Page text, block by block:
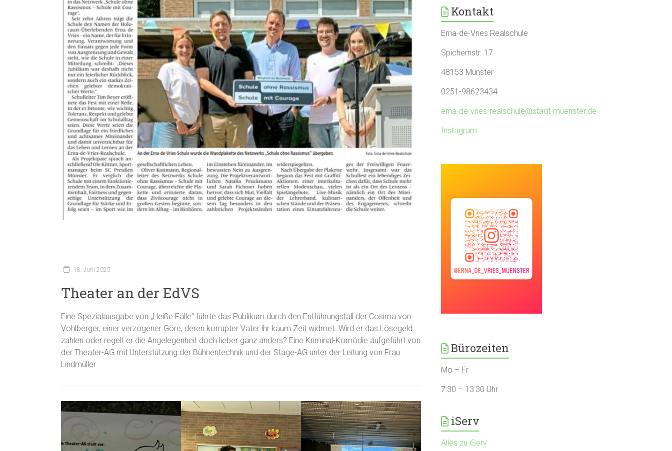
18. Juni 2025
Theater an der EdVS
Eine Spezialausgabe von „Heiße Fälle“ führte das Publikum durch den Entführungsfall der Cosima von
Vohlberger, einer verzogener Göre, deren korrupter Vater ihr kaum Zeit widmet. Wird er das Lösegeld
zahlen oder regelt er die Angelegenheit doch lieber ganz anders? Eine Kriminal-Komödie aufgeführt von
der Theater-AG mit Unterstützung der Bühnentechnik und der Stage-AG unter der Leitung von Frau
Lindmüller
Kontakt
Erna-de-Vries Realschule
Spichernstr. 17
48153 Münster
0251-98623434
erna-de-vries-realschule@stadt-muenster.de
Instagram
Bürozeiten
Mo – Fr
7:30 – 13:30 Uhr
iServ
Alles zu iServ